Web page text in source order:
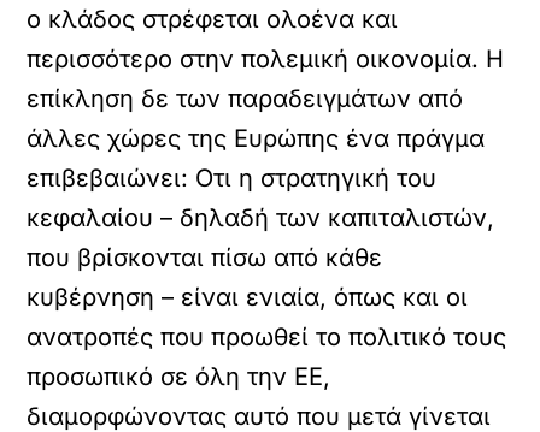
ο κλάδος στρέφεται ολοένα και
περισσότερο στην πολεμική οικονομία. Η
επίκληση δε των παραδειγμάτων από
άλλες χώρες της Ευρώπης ένα πράγμα
επιβεβαιώνει: Οτι η στρατηγική του
κεφαλαίου – δηλαδή των καπιταλιστών,
που βρίσκονται πίσω από κάθε
κυβέρνηση – είναι ενιαία, όπως και οι
ανατροπές που προωθεί το πολιτικό τους
προσωπικό σε όλη την ΕΕ,
διαμορφώνοντας αυτό που μετά γίνεται